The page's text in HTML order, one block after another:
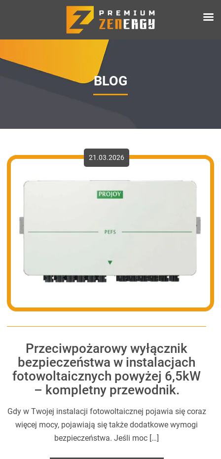
BLOG
21.03.2026
Przeciwpożarowy wyłącznik
bezpieczeństwa w instalacjach
fotowoltaicznych powyżej 6,5kW
– kompletny przewodnik.
Gdy w Twojej instalacji fotowoltaicznej pojawia się coraz
więcej mocy, pojawiają się także dodatkowe wymogi
bezpieczeństwa. Jeśli moc […]